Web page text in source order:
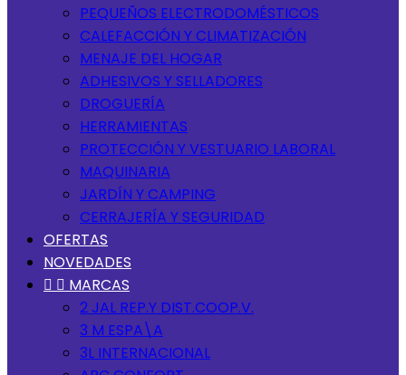
PEQUEÑOS ELECTRODOMÉSTICOS
CALEFACCIÓN Y CLIMATIZACIÓN
MENAJE DEL HOGAR
ADHESIVOS Y SELLADORES
DROGUERÍA
HERRAMIENTAS
PROTECCIÓN Y VESTUARIO LABORAL
MAQUINARIA
JARDÍN Y CAMPING
CERRAJERÍA Y SEGURIDAD
OFERTAS
NOVEDADES
  MARCAS
2 JAL REP.Y DIST.COOP.V.
3 M ESPA\A
3L INTERNACIONAL